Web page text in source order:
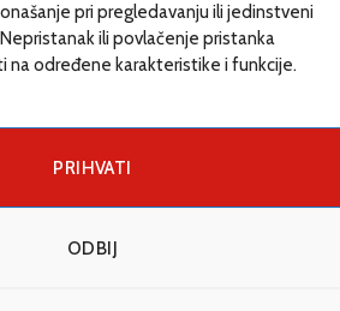
pri pregledavanju ili jedinstveni
ili povlačenje pristanka
određene karakteristike i funkcije.
PRIHVATI
ODBIJ